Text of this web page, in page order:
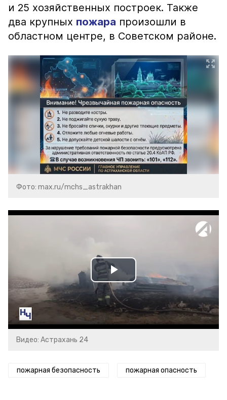
и 25 хозяйственных построек. Также
два крупных пожара произошли в
областном центре, в Советском районе.
Фото: max.ru/mchs_astrakhan
Play
Video
Видео: Астрахань 24
пожарная безопасность пожарная опасность